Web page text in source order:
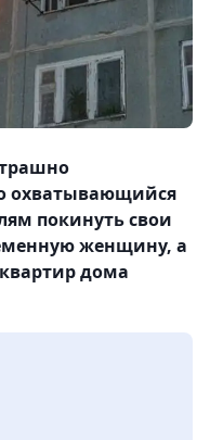
охватывающийся
покинуть свои
женщину, а
дома